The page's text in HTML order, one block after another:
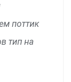
поттик
тип на